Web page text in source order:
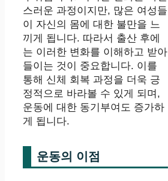
스러운 과정이지만, 많은 여성들
이 자신의 몸에 대한 불만을 느
끼게 됩니다. 따라서 출산 후에
는 이러한 변화를 이해하고 받아
들이는 것이 중요합니다. 이를
통해 신체 회복 과정을 더욱 긍
정적으로 바라볼 수 있게 되며,
운동에 대한 동기부여도 증가하
게 됩니다.
운동의 이점